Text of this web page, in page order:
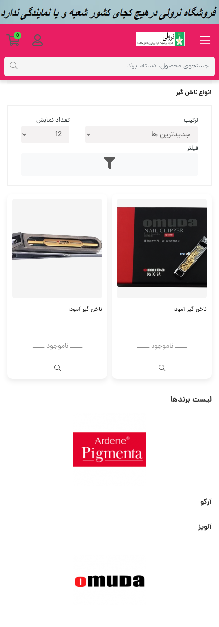
انواع ناخن گیر
ترتیب تعداد نمایش
فیلتر
ناخن گیر آمودا
ــــــ ناموجود ــــــ
ناخن گیر آمودا
ــــــ ناموجود ــــــ
لیست برندها
آرکو
آلویز
0